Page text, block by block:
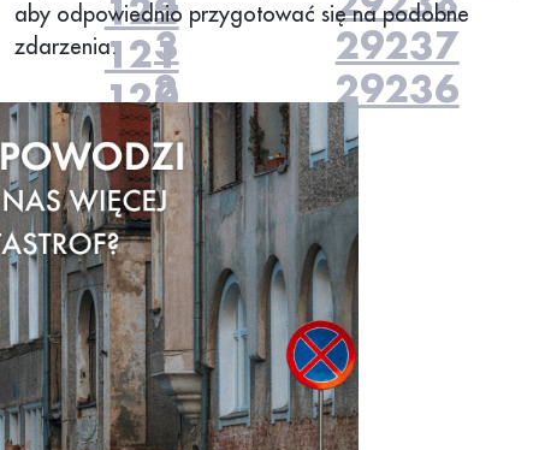
3
2
29237
29236
122
121
120
119
118
117
116
aby odpowiednio przygotować się na podobne
zdarzenia.